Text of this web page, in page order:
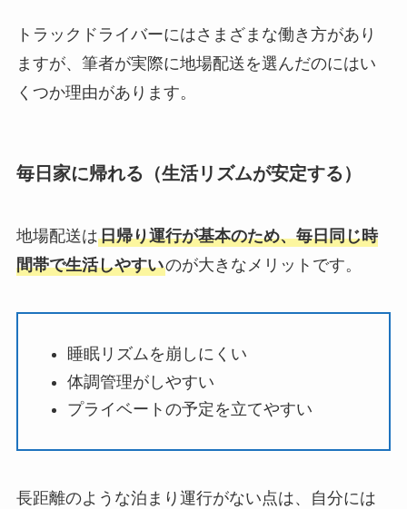
トラックドライバーにはさまざまな働き方があり
ますが、筆者が実際に地場配送を選んだのにはい
くつか理由があります。
毎日家に帰れる（生活リズムが安定する）
地場配送は日帰り運行が基本のため、毎日同じ時
間帯で生活しやすいのが大きなメリットです。
睡眠リズムを崩しにくい
体調管理がしやすい
プライベートの予定を立てやすい
長距離のような泊まり運行がない点は、自分には